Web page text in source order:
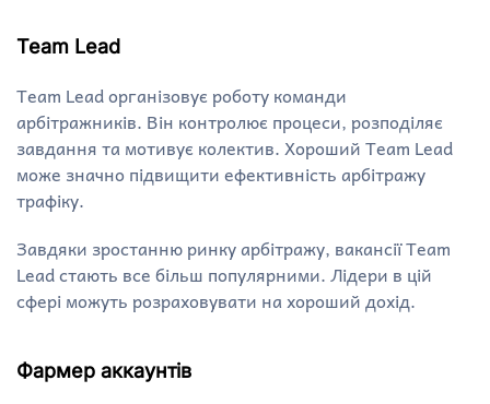
Team Lead
Team Lead організовує роботу команди
арбітражників. Він контролює процеси, розподіляє
завдання та мотивує колектив. Хороший Team Lead
може значно підвищити ефективність арбітражу
трафіку.
Завдяки зростанню ринку арбітражу, вакансії Team
Lead стають все більш популярними. Лідери в цій
сфері можуть розраховувати на хороший дохід.
Фармер аккаунтів